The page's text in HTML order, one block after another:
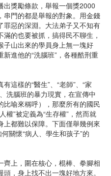
出獎勵條款，舉報一個獎2000
串門的都是舉報的對象。用金錢
罪惡的深淵。大法弟子又不知有
的也要被抓，搞得民不聊生，
山出來的學員身上無一塊好
進他的“洗腦班”，各種酷刑重
這樣的“醫生”、“老師”、“家
洗腦班的暴力現實，在宣傳中
喻來稱呼），那麼所有的國民
權”被定義為“生存權”，然而就
都難以保障。下面僅舉幾例來
關懷“病人、學生和孩子”的
齊上，圍在核心，棍棒、拳腳相
，身上找不出一塊好地方來。